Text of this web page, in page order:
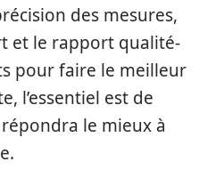
des mesures,
et le rapport qualité-
pour faire le meilleur
l’essentiel est de
le mieux à